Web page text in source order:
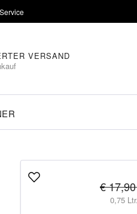
VERSAND
€
0,75